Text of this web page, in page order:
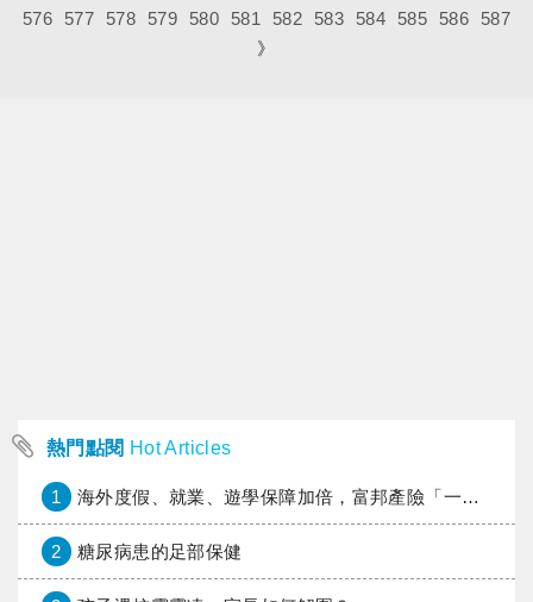
576
577 578 579 580 581 582 583 584 585 586
587
》
熱門點閱 Hot Articles
1 海外度假、就業、遊學保障加倍，富邦產險「一期逐夢」專案加碼遠距醫療與緊急救援
2 糖尿病患的足部保健